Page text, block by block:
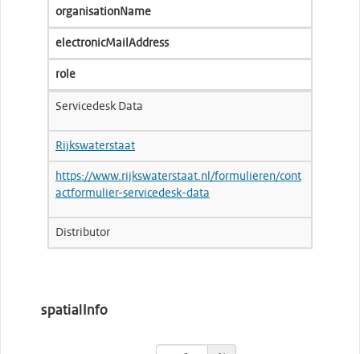
organisationName
electronicMailAddress
role
Servicedesk Data
Rijkswaterstaat
https://www.rijkswaterstaat.nl/formulieren/cont
actformulier-servicedesk-data
Distributor
spatialInfo